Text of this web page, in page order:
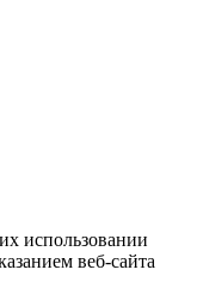
использовании
веб-сайта